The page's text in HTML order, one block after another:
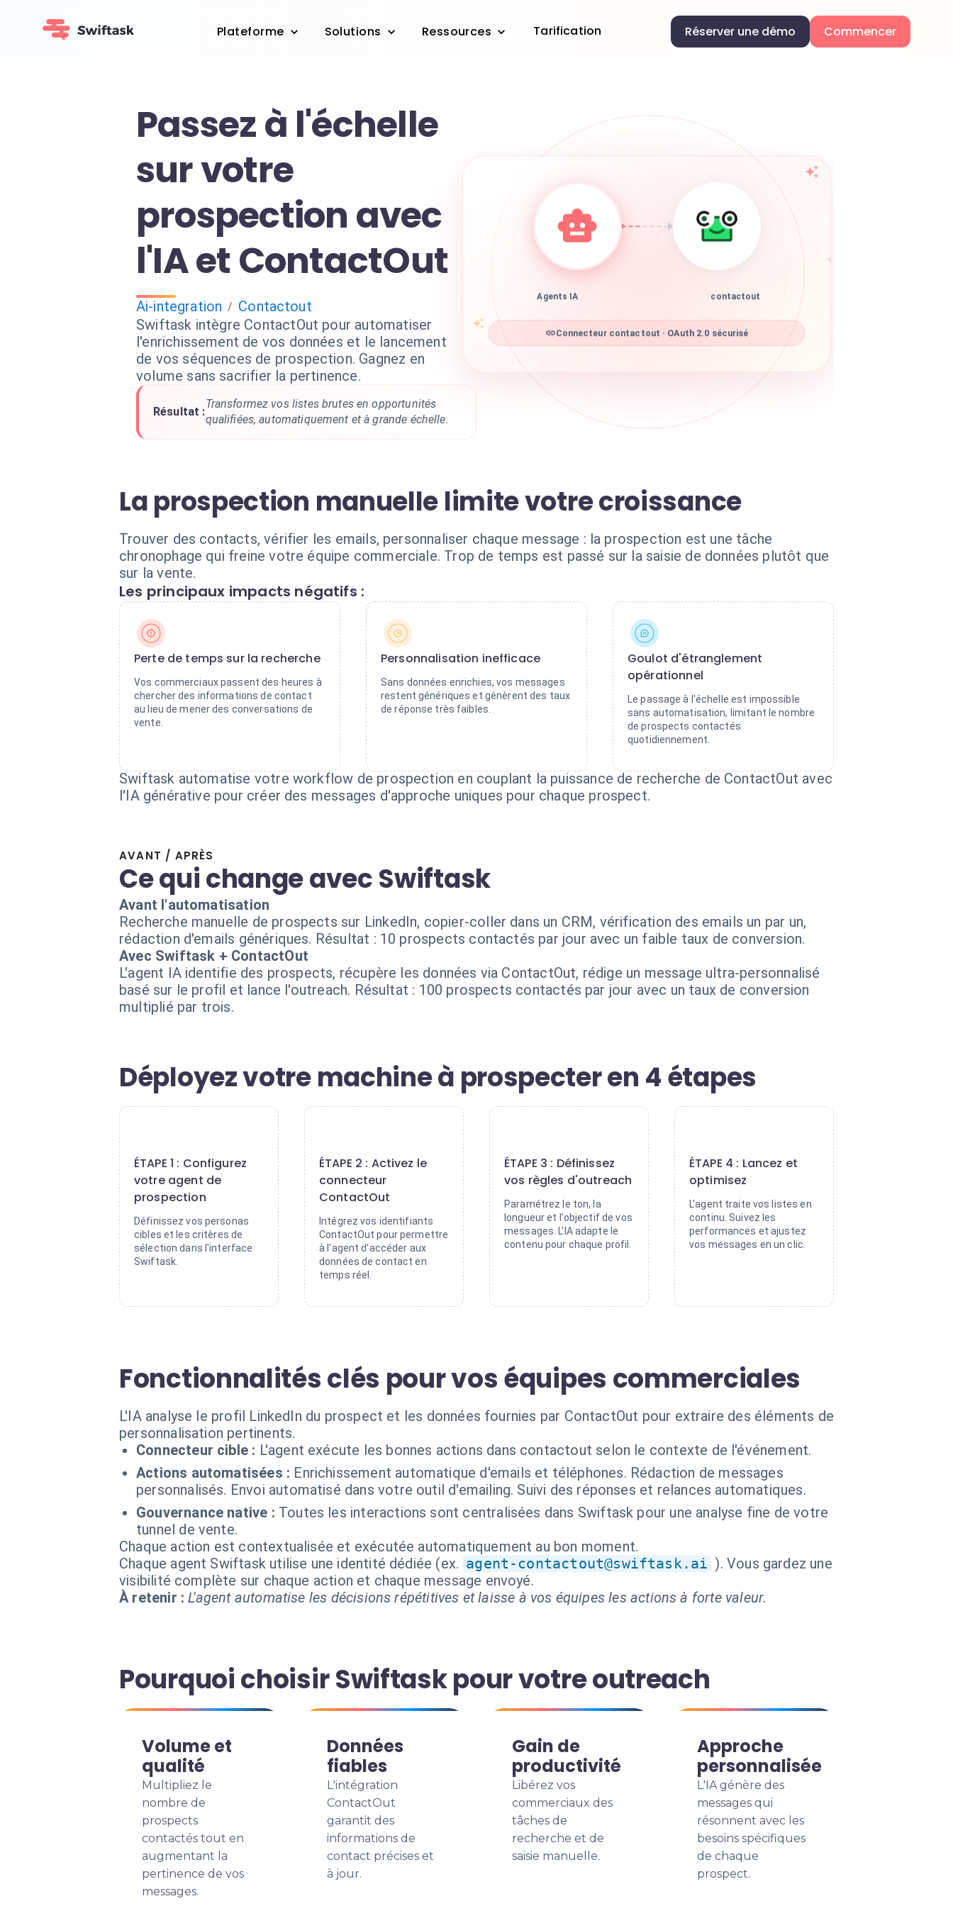
Plateforme Solutions Ressources Tarification Réserver une démo Commencer
Passez à l'échelle
sur votre
prospection avec
l'IA et ContactOut
Ai-integration / Contactout
Swiftask intègre ContactOut pour automatiser
l'enrichissement de vos données et le lancement
de vos séquences de prospection. Gagnez en
volume sans sacrifier la pertinence.
Résultat :
Transformez vos listes brutes en opportunités
qualifiées, automatiquement et à grande échelle.
Agents IA contactout
Connecteur contactout · OAuth 2.0 sécurisé
La prospection manuelle limite votre croissance
Trouver des contacts, vérifier les emails, personnaliser chaque message : la prospection est une tâche
chronophage qui freine votre équipe commerciale. Trop de temps est passé sur la saisie de données plutôt que
sur la vente.
Les principaux impacts négatifs :
Perte de temps sur la recherche
Vos commerciaux passent des heures à
chercher des informations de contact
au lieu de mener des conversations de
vente.
Personnalisation inefficace
Sans données enrichies, vos messages
restent génériques et génèrent des taux
de réponse très faibles.
Goulot d'étranglement
opérationnel
Le passage à l'échelle est impossible
sans automatisation, limitant le nombre
de prospects contactés
quotidiennement.
Swiftask automatise votre workflow de prospection en couplant la puissance de recherche de ContactOut avec
l'IA générative pour créer des messages d'approche uniques pour chaque prospect.
AVANT / APRÈS
Ce qui change avec Swiftask
Avant l'automatisation
Recherche manuelle de prospects sur LinkedIn, copier-coller dans un CRM, vérification des emails un par un,
rédaction d'emails génériques. Résultat : 10 prospects contactés par jour avec un faible taux de conversion.
Avec Swiftask + ContactOut
L'agent IA identifie des prospects, récupère les données via ContactOut, rédige un message ultra-personnalisé
basé sur le profil et lance l'outreach. Résultat : 100 prospects contactés par jour avec un taux de conversion
multiplié par trois.
Déployez votre machine à prospecter en 4 étapes
ÉTAPE 1 : Configurez
votre agent de
prospection
Définissez vos personas
cibles et les critères de
sélection dans l'interface
Swiftask.
ÉTAPE 2 : Activez le
connecteur
ContactOut
Intégrez vos identifiants
ContactOut pour permettre
à l'agent d'accéder aux
données de contact en
temps réel.
ÉTAPE 3 : Définissez
vos règles d'outreach
Paramétrez le ton, la
longueur et l'objectif de vos
messages. L'IA adapte le
contenu pour chaque profil.
ÉTAPE 4 : Lancez et
optimisez
L'agent traite vos listes en
continu. Suivez les
performances et ajustez
vos messages en un clic.
Fonctionnalités clés pour vos équipes commerciales
L'IA analyse le profil LinkedIn du prospect et les données fournies par ContactOut pour extraire des éléments de
personnalisation pertinents.
Connecteur cible : L'agent exécute les bonnes actions dans contactout selon le contexte de l'événement.
Actions automatisées : Enrichissement automatique d'emails et téléphones. Rédaction de messages
personnalisés. Envoi automatisé dans votre outil d'emailing. Suivi des réponses et relances automatiques.
Gouvernance native : Toutes les interactions sont centralisées dans Swiftask pour une analyse fine de votre
tunnel de vente.
Chaque action est contextualisée et exécutée automatiquement au bon moment.
Chaque agent Swiftask utilise une identité dédiée (ex. agent-contactout@swiftask.ai ). Vous gardez une
visibilité complète sur chaque action et chaque message envoyé.
À retenir : L'agent automatise les décisions répétitives et laisse à vos équipes les actions à forte valeur.
Pourquoi choisir Swiftask pour votre outreach
Volume et
qualité
Multipliez le
nombre de
prospects
contactés tout en
augmentant la
pertinence de vos
messages.
Données
fiables
L'intégration
ContactOut
garantit des
informations de
contact précises et
à jour.
Gain de
productivité
Libérez vos
commerciaux des
tâches de
recherche et de
saisie manuelle.
Approche
personnalisée
L'IA génère des
messages qui
résonnent avec les
besoins spécifiques
de chaque
prospect.